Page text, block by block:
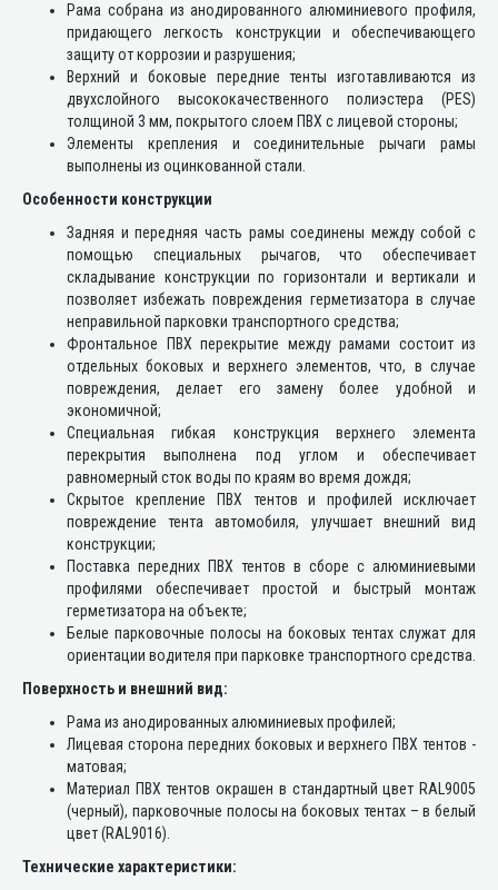
Рама собрана из анодированного алюминиевого профиля,
придающего легкость конструкции и обеспечивающего
защиту от коррозии и разрушения;
Верхний и боковые передние тенты изготавливаются из
двухслойного высококачественного полиэстера (PES)
толщиной 3 мм, покрытого слоем ПВХ с лицевой стороны;
Элементы крепления и соединительные рычаги рамы
выполнены из оцинкованной стали.
Особенности конструкции
Задняя и передняя часть рамы соединены между собой с
помощью специальных рычагов, что обеспечивает
складывание конструкции по горизонтали и вертикали и
позволяет избежать повреждения герметизатора в случае
неправильной парковки транспортного средства;
Фронтальное ПВХ перекрытие между рамами состоит из
отдельных боковых и верхнего элементов, что, в случае
повреждения, делает его замену более удобной и
экономичной;
Специальная гибкая конструкция верхнего элемента
перекрытия выполнена под углом и обеспечивает
равномерный сток воды по краям во время дождя;
Скрытое крепление ПВХ тентов и профилей исключает
повреждение тента автомобиля, улучшает внешний вид
конструкции;
Поставка передних ПВХ тентов в сборе с алюминиевыми
профилями обеспечивает простой и быстрый монтаж
герметизатора на объекте;
Белые парковочные полосы на боковых тентах служат для
ориентации водителя при парковке транспортного средства.
Поверхность и внешний вид:
Рама из анодированных алюминиевых профилей;
Лицевая сторона передних боковых и верхнего ПВХ тентов -
матовая;
Материал ПВХ тентов окрашен в стандартный цвет RAL9005
(черный), парковочные полосы на боковых тентах – в белый
цвет (RAL9016).
Технические характеристики: